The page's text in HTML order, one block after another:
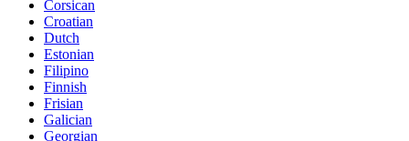
Corsican
Croatian
Dutch
Estonian
Filipino
Finnish
Frisian
Galician
Georgian